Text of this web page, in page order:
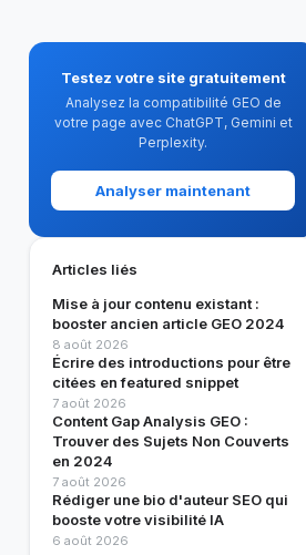
Testez votre site gratuitement
Analysez la compatibilité GEO de
votre page avec ChatGPT, Gemini et
Perplexity.
Analyser maintenant
Articles liés
Mise à jour contenu existant :
booster ancien article GEO 2024
8 août 2026
Écrire des introductions pour être
citées en featured snippet
7 août 2026
Content Gap Analysis GEO :
Trouver des Sujets Non Couverts
en 2024
7 août 2026
Rédiger une bio d'auteur SEO qui
booste votre visibilité IA
6 août 2026